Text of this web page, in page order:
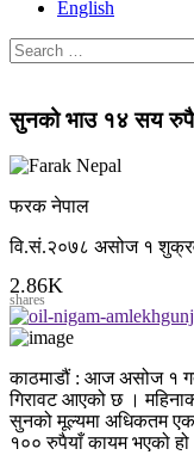
English
सुनको भाउ १४ सय
फरक नेपाल
वि.सं.२०७८ असोज १
2.86K
shares
काठमाडौं : आज असोज १ गते
गिरावट आएको छ ।
सुनको मूल्यमा अधिकतम
१०० रुपैयाँ कायम भएको हो